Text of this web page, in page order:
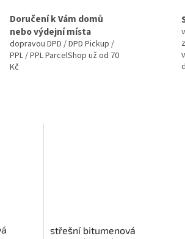
Doručení k Vám domů
nebo výdejní místa
dopravou DPD / DPD Pickup /
PPL / PPL ParcelShop už od 70
Kč
střešní bitumenová